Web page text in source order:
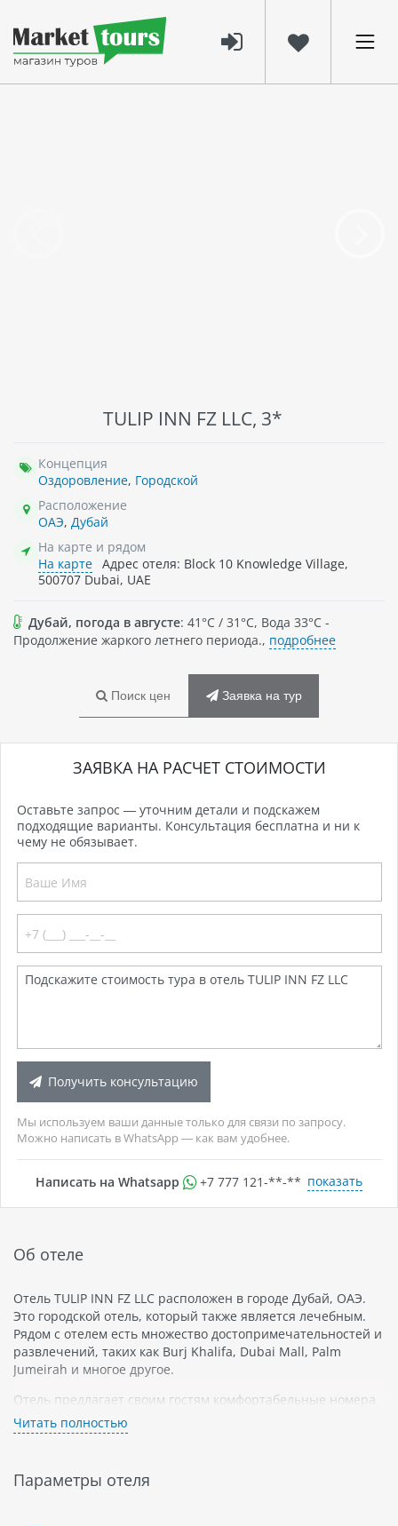
TULIP INN FZ LLC, 3*
Концепция
Оздоровление, Городской
Расположение
ОАЭ, Дубай
На карте и рядом
На карте Адрес отеля: Block 10 Knowledge Village,
500707 Dubai, UAE
Дубай, погода в августе: 41°C / 31°C, Вода 33°C -
Продолжение жаркого летнего периода., подробнее
Поиск цен Заявка на тур
ЗАЯВКА НА РАСЧЕТ СТОИМОСТИ
Оставьте запрос — уточним детали и подскажем
подходящие варианты. Консультация бесплатна и ни к
чему не обязывает.
Получить консультацию
Мы используем ваши данные только для связи по запросу.
Можно написать в WhatsApp — как вам удобнее.
Написать на Whatsapp +7 777 121-**-** показать
Об отеле
Отель TULIP INN FZ LLC расположен в городе Дубай, ОАЭ.
Это городской отель, который также является лечебным.
Рядом с отелем есть множество достопримечательностей и
развлечений, таких как Burj Khalifa, Dubai Mall, Palm
Jumeirah и многое другое.
Отель предлагает своим гостям комфортабельные номера
со всеми удобствами для приятного проживания. В
номерах есть телевизоры с плоским экраном, мини-бары и
Читать полностью
Параметры отеля